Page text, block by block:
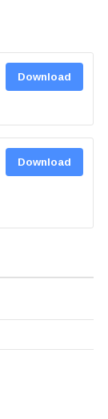
Download
Download